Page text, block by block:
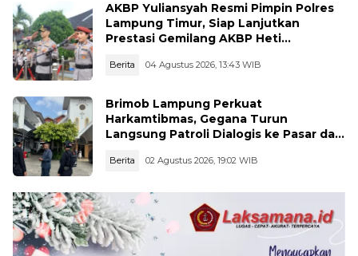
AKBP Yuliansyah Resmi Pimpin Polres
Lampung Timur, Siap Lanjutkan
Prestasi Gemilang AKBP Heti
Berita 04 Agustus 2026, 13:43 WIB
Brimob Lampung Perkuat
Harkamtibmas, Gegana Turun
Langsung Patroli Dialogis ke Pasar dan
Berita 02 Agustus 2026, 19:02 WIB